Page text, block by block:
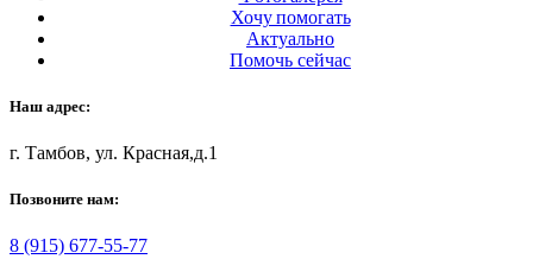
Хочу помогать
Актуально
Помочь сейчас
Наш адрес:
г. Тамбов, ул. Красная,д.1
Позвоните нам:
8 (915) 677-55-77